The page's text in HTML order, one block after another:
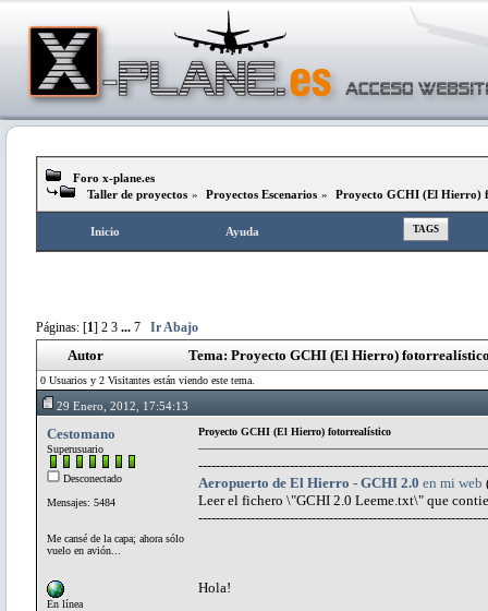
Foro x-plane.es
Taller de proyectos » Proyectos Escenarios » Proyecto GCHI (El Hierro)
Inicio Ayuda TAGS
Páginas: [1] 2 3 ... 7 Ir Abajo
Autor Tema: Proyecto GCHI (El Hierro)
0 Usuarios y 2 Visitantes están viendo este tema.
29 Enero, 2012, 17:54:13
Cestomano
Superusuario
Desconectado
Mensajes: 5484
Me cansé de la capa; ahora sólo
vuelo en avión...
En línea
Proyecto GCHI (El Hierro) fotorrealístico
Aeropuerto de El Hierro - GCHI 2.0 en mi web
Leer el fichero \"GCHI 2.0 Leeme.txt\" que
Hola!